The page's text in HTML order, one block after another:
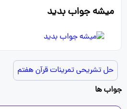
میشه جواب بدید
حل تشریحی تمرینات قرآن هفتم
جواب ها